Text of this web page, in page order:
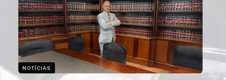
NOTÍCIAS